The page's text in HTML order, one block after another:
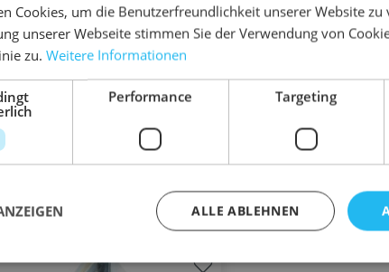
97,60 € 83,90 €
76,00 €
Rollen
€/ ROLLE
0,00 €
In den Warenkorb
141,60 €
ab141,60 €/
In den
Cookies, um die Benutzerfreundlichkeit unserer Website zu
unserer Webseite stimmen Sie der Verwendung von
zu. Weitere Informationen
Performance Targeting
ALLE ABLEHNEN